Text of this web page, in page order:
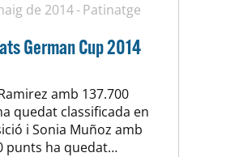
de 2014 Patinatge
German Cup 2014
amb 137.700
quedat classificada en
i Sonia Muñoz amb
punts ha quedat